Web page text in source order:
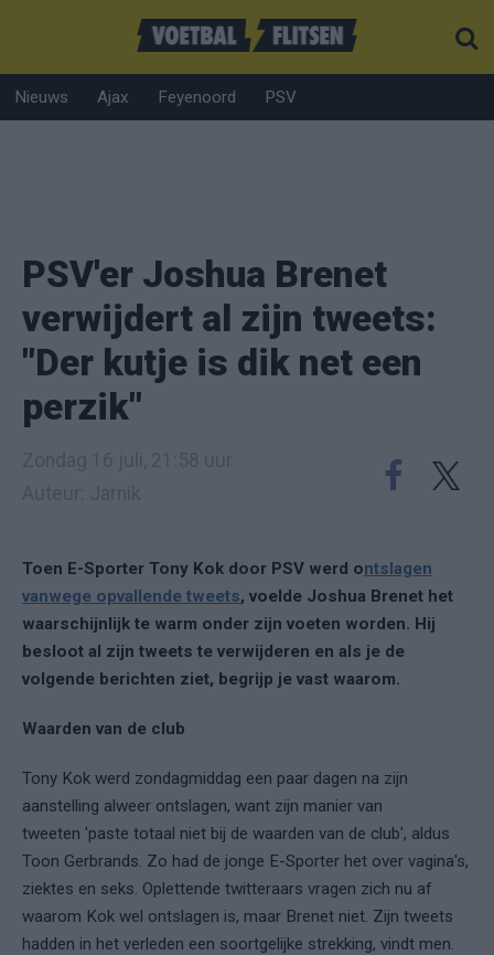
Nieuws Ajax Feyenoord PSV
PSV'er Joshua Brenet
verwijdert al zijn tweets:
"Der kutje is dik net een
perzik"
Toen E-Sporter Tony Kok door PSV werd ontslagen
vanwege opvallende tweets, voelde Joshua Brenet het
waarschijnlijk te warm onder zijn voeten worden. Hij
besloot al zijn tweets te verwijderen en als je de
volgende berichten ziet, begrijp je vast waarom.
Waarden van de club
Tony Kok werd zondagmiddag een paar dagen na zijn
aanstelling alweer ontslagen, want zijn manier van
tweeten 'paste totaal niet bij de waarden van de club', aldus
Toon Gerbrands. Zo had de jonge E-Sporter het over vagina's,
ziektes en seks. Oplettende twitteraars vragen zich nu af
waarom Kok wel ontslagen is, maar Brenet niet. Zijn tweets
hadden in het verleden een soortgelijke strekking, vindt men.